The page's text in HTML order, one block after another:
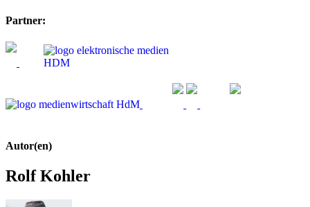
Partner:
Autor(en)
Rolf Kohler